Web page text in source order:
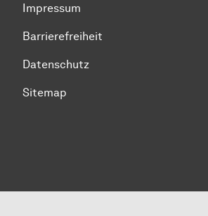
Impressum
Barrierefreiheit
Datenschutz
Sitemap